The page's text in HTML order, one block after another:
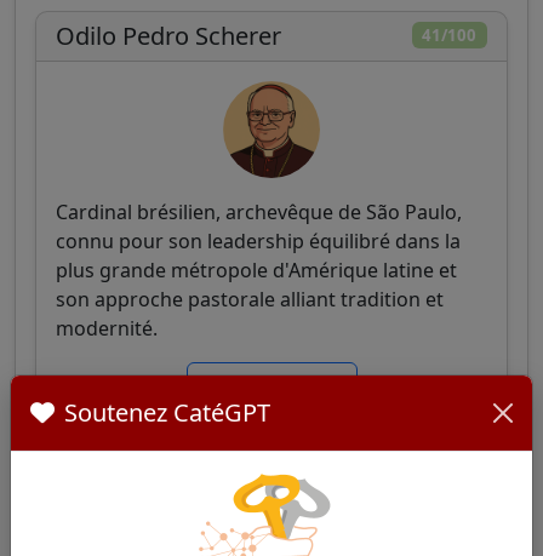
41/100
Odilo Pedro Scherer
Cardinal brésilien, archevêque de São Paulo,
connu pour son leadership équilibré dans la
plus grande métropole d'Amérique latine et
son approche pastorale alliant tradition et
modernité.
Orani João Tempesta
Soutenez CatéGPT